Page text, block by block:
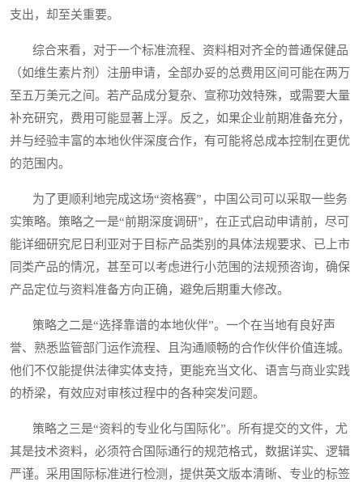
支出，却至关重要。
综合来看，对于一个标准流程、资料相对齐全的普通保健品
（如维生素片剂）注册申请，全部办妥的总费用区间可能在两万
至五万美元之间。若产品成分复杂、宣称功效特殊，或需要大量
补充研究，费用可能显著上浮。反之，如果企业前期准备充分，
并与经验丰富的本地伙伴深度合作，有可能将总成本控制在更优
的范围内。
为了更顺利地完成这场“资格赛”，中国公司可以采取一些务
实策略。策略之一是“前期深度调研”，在正式启动申请前，尽可
能详细研究尼日利亚对于目标产品类别的具体法规要求、已上市
同类产品的情况，甚至可以考虑进行小范围的法规预咨询，确保
产品定位与资料准备方向正确，避免后期重大修改。
策略之二是“选择靠谱的本地伙伴”。一个在当地有良好声
誉、熟悉监管部门运作流程、且沟通顺畅的合作伙伴价值连城。
他们不仅能提供法律实体支持，更能充当文化、语言与商业实践
的桥梁，有效应对审核过程中的各种突发问题。
策略之三是“资料的专业化与国际化”。所有提交的文件，尤
其是技术资料，必须符合国际通行的规范格式，数据详实、逻辑
严谨。采用国际标准进行检测，提供英文版本清晰、专业的标签